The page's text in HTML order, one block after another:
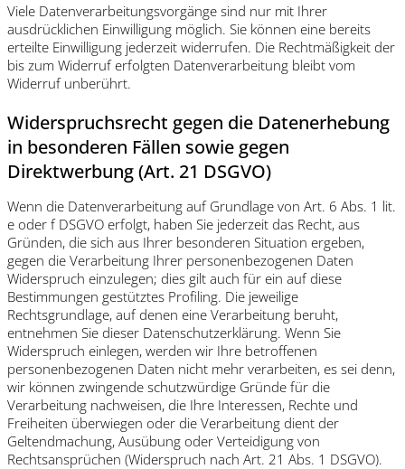
Viele Datenverarbeitungsvorgänge sind nur mit Ihrer
ausdrücklichen Einwilligung möglich. Sie können eine bereits
erteilte Einwilligung jederzeit widerrufen. Die Rechtmäßigkeit der
bis zum Widerruf erfolgten Datenverarbeitung bleibt vom
Widerruf unberührt.
Widerspruchsrecht gegen die Datenerhebung
in besonderen Fällen sowie gegen
Direktwerbung (Art. 21 DSGVO)
Wenn die Datenverarbeitung auf Grundlage von Art. 6 Abs. 1 lit.
e oder f DSGVO erfolgt, haben Sie jederzeit das Recht, aus
Gründen, die sich aus Ihrer besonderen Situation ergeben,
gegen die Verarbeitung Ihrer personenbezogenen Daten
Widerspruch einzulegen; dies gilt auch für ein auf diese
Bestimmungen gestütztes Profiling. Die jeweilige
Rechtsgrundlage, auf denen eine Verarbeitung beruht,
entnehmen Sie dieser Datenschutzerklärung. Wenn Sie
Widerspruch einlegen, werden wir Ihre betroffenen
personenbezogenen Daten nicht mehr verarbeiten, es sei denn,
wir können zwingende schutzwürdige Gründe für die
Verarbeitung nachweisen, die Ihre Interessen, Rechte und
Freiheiten überwiegen oder die Verarbeitung dient der
Geltendmachung, Ausübung oder Verteidigung von
Rechtsansprüchen (Widerspruch nach Art. 21 Abs. 1 DSGVO).